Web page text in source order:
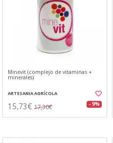
Minevit (complejo de vitaminas +
minerales)
ARTESANIA AGRÍCOLA
15,73€ 17,30€ - 9%